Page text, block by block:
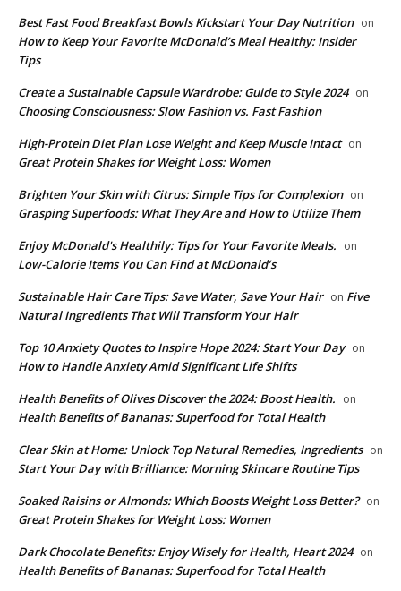
Best Fast Food Breakfast Bowls Kickstart Your Day Nutrition on
How to Keep Your Favorite McDonald’s Meal Healthy: Insider
Tips
Create a Sustainable Capsule Wardrobe: Guide to Style 2024 on
Choosing Consciousness: Slow Fashion vs. Fast Fashion
High-Protein Diet Plan Lose Weight and Keep Muscle Intact on
Great Protein Shakes for Weight Loss: Women
Brighten Your Skin with Citrus: Simple Tips for Complexion on
Grasping Superfoods: What They Are and How to Utilize Them
Enjoy McDonald's Healthily: Tips for Your Favorite Meals. on
Low-Calorie Items You Can Find at McDonald’s
Sustainable Hair Care Tips: Save Water, Save Your Hair on Five
Natural Ingredients That Will Transform Your Hair
Top 10 Anxiety Quotes to Inspire Hope 2024: Start Your Day on
How to Handle Anxiety Amid Significant Life Shifts
Health Benefits of Olives Discover the 2024: Boost Health. on
Health Benefits of Bananas: Superfood for Total Health
Clear Skin at Home: Unlock Top Natural Remedies, Ingredients on
Start Your Day with Brilliance: Morning Skincare Routine Tips
Soaked Raisins or Almonds: Which Boosts Weight Loss Better? on
Great Protein Shakes for Weight Loss: Women
Dark Chocolate Benefits: Enjoy Wisely for Health, Heart 2024 on
Health Benefits of Bananas: Superfood for Total Health